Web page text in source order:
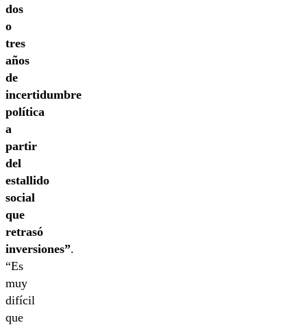
dos
o
tres
años
de
incertidumbre
política
a
partir
del
estallido
social
que
retrasó
inversiones”.
“Es
muy
difícil
que